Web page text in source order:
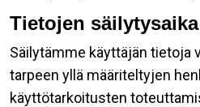
Tietojen säilytysaika
Säilytämme käyttäjän tietoja
tarpeen yllä määriteltyjen
käyttötarkoitusten